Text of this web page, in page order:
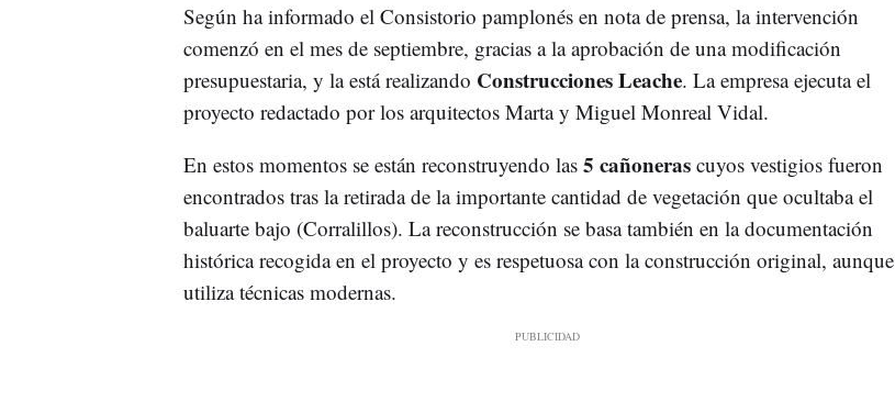
Según ha informado el Consistorio pamplonés en nota de prensa, la intervención
comenzó en el mes de septiembre, gracias a la aprobación de una modificación
presupuestaria, y la está realizando Construcciones Leache. La empresa ejecuta el
proyecto redactado por los arquitectos Marta y Miguel Monreal Vidal.
En estos momentos se están reconstruyendo las5 cañonerascuyos vestigios fueron
encontrados tras la retirada de la importante cantidad de vegetación que ocultaba el
baluarte bajo (Corralillos). La reconstrucción se basa también en la documentación
histórica recogida en el proyecto y es respetuosa con la construcción original, aunque
utiliza técnicas modernas.